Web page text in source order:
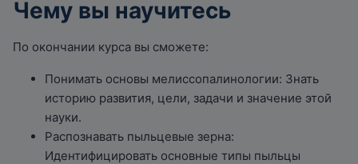
Чему вы научитесь
По окончании курса вы сможете:
Понимать основы мелиссопалинологии: Знать
историю развития, цели, задачи и значение этой
науки.
Распознавать пыльцевые зерна:
Идентифицировать основные типы пыльцы